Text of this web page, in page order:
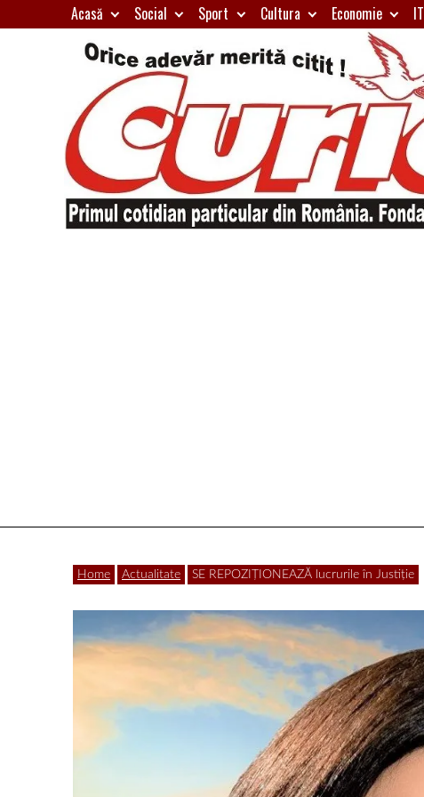
to
Acasă Social Sport Cultura Economie IT
Home Actualitate SE REPOZIȚIONEAZĂ lucrurile în Justiție